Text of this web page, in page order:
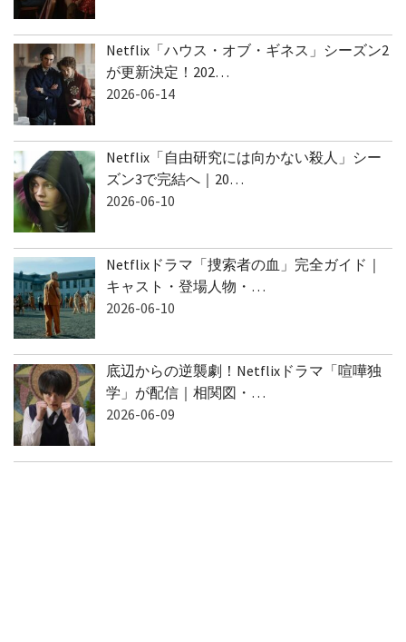
Netflix「ハウス・オブ・ギネス」シーズン2
が更新決定！202…
2026-06-14
Netflix「自由研究には向かない殺人」シー
ズン3で完結へ｜20…
2026-06-10
Netflixドラマ「捜索者の血」完全ガイド｜
キャスト・登場人物・…
2026-06-10
底辺からの逆襲劇！Netflixドラマ「喧嘩独
学」が配信｜相関図・…
2026-06-09